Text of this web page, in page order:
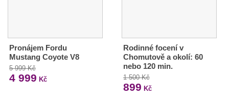
Pronájem Fordu
Mustang Coyote V8
5 999 Kč
4 999 Kč
Rodinné focení v
Chomutově a okolí: 60
nebo 120 min.
1 500 Kč
899 Kč